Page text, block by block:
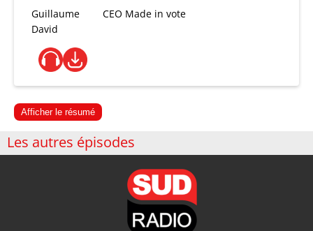
Guillaume
David
CEO Made in vote
Afficher le résumé
Les autres épisodes